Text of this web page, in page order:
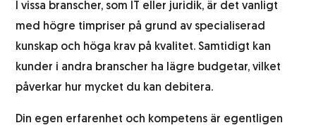
I vissa branscher, som IT eller juridik, är det vanligt
med högre timpriser på grund av specialiserad
kunskap och höga krav på kvalitet. Samtidigt kan
kunder i andra branscher ha lägre budgetar, vilket
påverkar hur mycket du kan debitera.
Din egen erfarenhet och kompetens är egentligen